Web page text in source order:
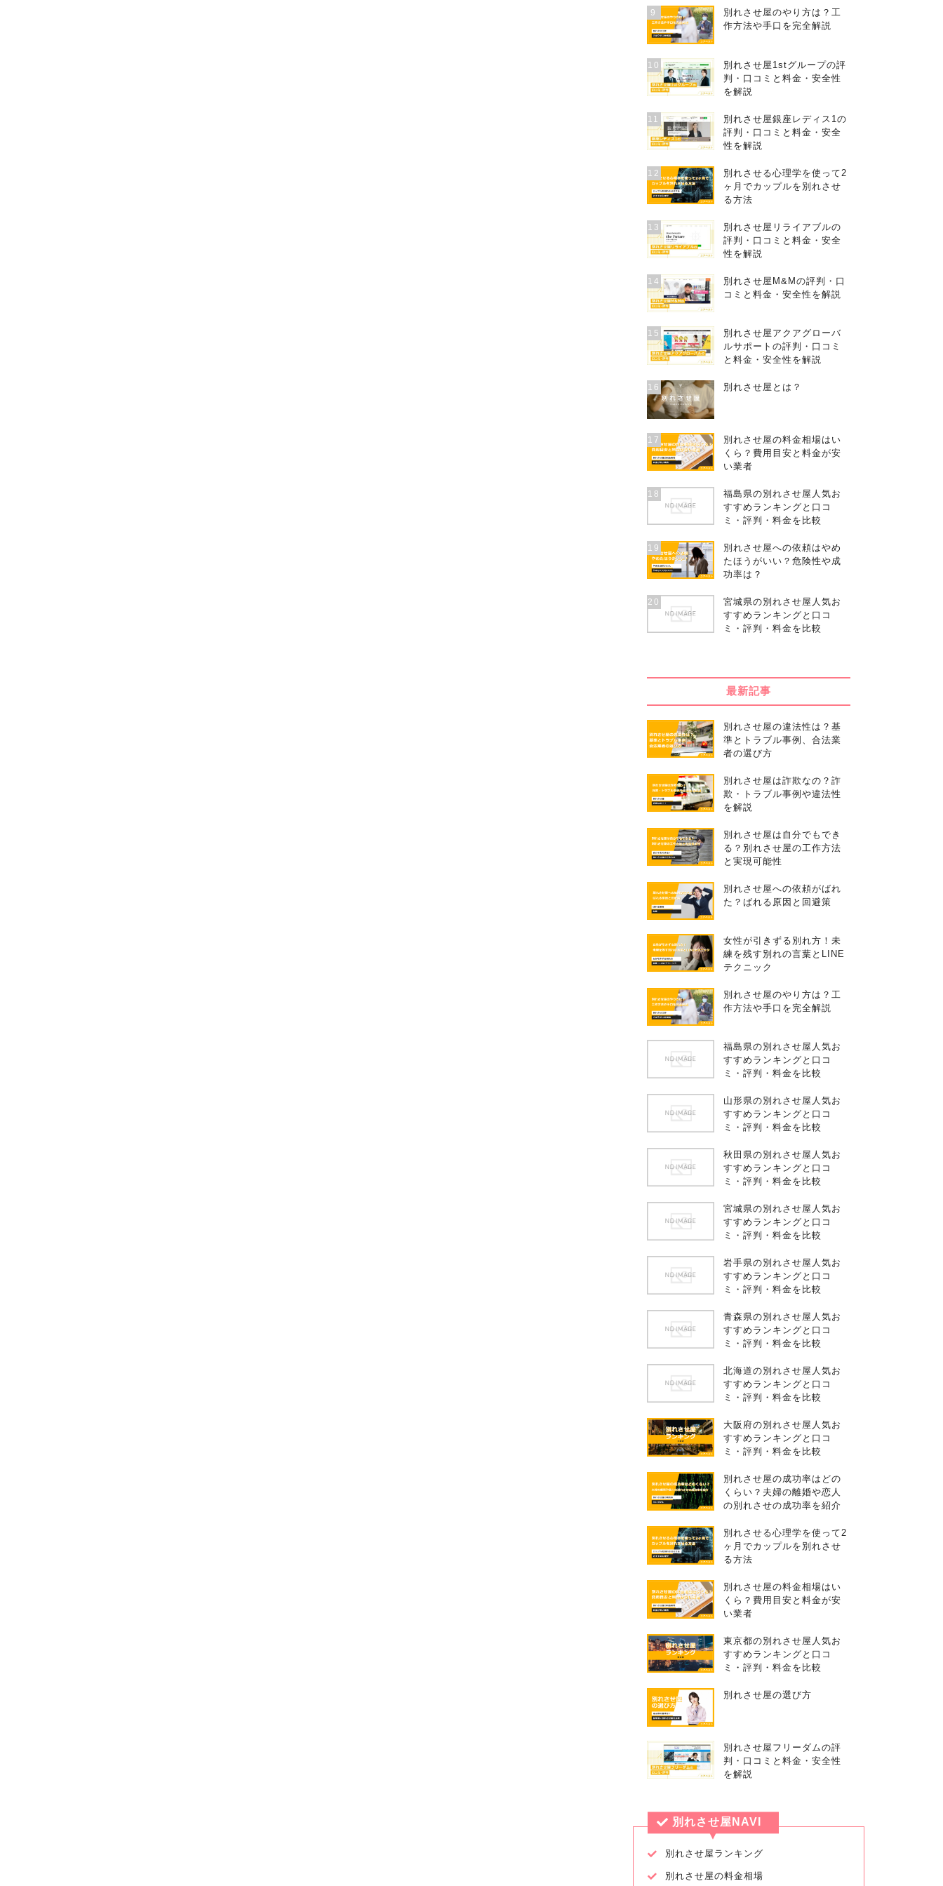
9
別れさせ屋のやり方は？工
作方法や手口を完全解説
10
別れさせ屋1stグループの評
判・口コミと料金・安全性
を解説
11
別れさせ屋銀座レディス1の
評判・口コミと料金・安全
性を解説
12
別れさせる心理学を使って2
ヶ月でカップルを別れさせ
る方法
13
別れさせ屋リライアブルの
評判・口コミと料金・安全
性を解説
14
別れさせ屋M&Mの評判・口
コミと料金・安全性を解説
15
別れさせ屋アクアグローバ
ルサポートの評判・口コミ
と料金・安全性を解説
16 別れさせ屋とは？
17
別れさせ屋の料金相場はい
くら？費用目安と料金が安
い業者
18
福島県の別れさせ屋人気お
すすめランキングと口コ
ミ・評判・料金を比較
19
別れさせ屋への依頼はやめ
たほうがいい？危険性や成
功率は？
20
宮城県の別れさせ屋人気お
すすめランキングと口コ
ミ・評判・料金を比較
最新記事
別れさせ屋の違法性は？基
準とトラブル事例、合法業
者の選び方
別れさせ屋は詐欺なの？詐
欺・トラブル事例や違法性
を解説
別れさせ屋は自分でもでき
る？別れさせ屋の工作方法
と実現可能性
別れさせ屋への依頼がばれ
た？ばれる原因と回避策
女性が引きずる別れ方！未
練を残す別れの言葉とLINE
テクニック
別れさせ屋のやり方は？工
作方法や手口を完全解説
福島県の別れさせ屋人気お
すすめランキングと口コ
ミ・評判・料金を比較
山形県の別れさせ屋人気お
すすめランキングと口コ
ミ・評判・料金を比較
秋田県の別れさせ屋人気お
すすめランキングと口コ
ミ・評判・料金を比較
宮城県の別れさせ屋人気お
すすめランキングと口コ
ミ・評判・料金を比較
岩手県の別れさせ屋人気お
すすめランキングと口コ
ミ・評判・料金を比較
青森県の別れさせ屋人気お
すすめランキングと口コ
ミ・評判・料金を比較
北海道の別れさせ屋人気お
すすめランキングと口コ
ミ・評判・料金を比較
大阪府の別れさせ屋人気お
すすめランキングと口コ
ミ・評判・料金を比較
別れさせ屋の成功率はどの
くらい？夫婦の離婚や恋人
の別れさせの成功率を紹介
別れさせる心理学を使って2
ヶ月でカップルを別れさせ
る方法
別れさせ屋の料金相場はい
くら？費用目安と料金が安
い業者
東京都の別れさせ屋人気お
すすめランキングと口コ
ミ・評判・料金を比較
別れさせ屋の選び方
別れさせ屋フリーダムの評
判・口コミと料金・安全性
を解説
別れさせ屋NAVI
別れさせ屋ランキング
別れさせ屋の料金相場